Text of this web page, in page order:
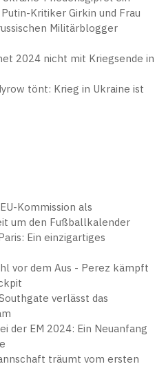
Kritiker Girkin und Frau
Militärblogger
2024 nicht mit Kriegsende in
tönt: Krieg in Ukraine ist
Kommission als
um den Fußballkalender
Ein einzigartiges
vor dem Aus - Perez kämpft
verlässt das
der EM 2024: Ein Neuanfang
träumt vom ersten